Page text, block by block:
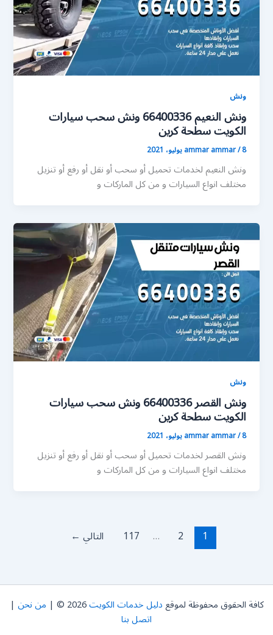
ونش
ونش النعيم 66400336 ونش سحب سيارات
الكويت سطحة كرين
ammar ammar/8 يوليو، 2021
ونش النعيم لخدمات تحميل أو سحب أو نقل أو رفع أو تنزيل
مختلف انواع السيارات و من كل الماركات و
ونش
ونش القصر 66400336 ونش سحب سيارات
الكويت سطحة كرين
ammar ammar/8 يوليو، 2021
ونش القصر لخدمات تحميل أو سحب أو نقل أو رفع أو تنزيل
مختلف انواع السيارات و من كل الماركات و
1
2
…
117 التالي ←
كافة الحقوق محفوظة لموقعدليل خدمات الكويت2026 © | من نحن |
اتصل بنا